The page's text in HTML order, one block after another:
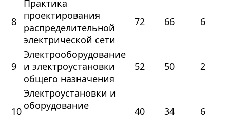
8
Практика
проектирования
распределительной
электрической сети
72 66 6
9
Электрооборудование
и электроустановки
общего назначения
52 50 2
10
Электроустановки и
оборудование
40 34 6